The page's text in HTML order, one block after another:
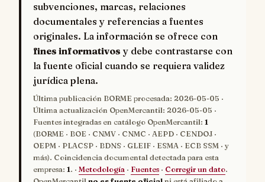
subvenciones, marcas, relaciones
documentales y referencias a fuentes
originales. La información se ofrece con
fines informativos y debe contrastarse con
la fuente oficial cuando se requiera validez
jurídica plena.
Última publicación BORME procesada: 2026-05-05 ·
Última actualización OpenMercantil: 2026-05-05 ·
Fuentes integradas en catálogo OpenMercantil: 1
(BORME · BOE · CNMV · CNMC · AEPD · CENDOJ ·
OEPM · PLACSP · BDNS · GLEIF · ESMA · ECB SSM · y
más). Coincidencia documental detectada para esta
empresa: 1. · Metodología · Fuentes · Corregir un dato.